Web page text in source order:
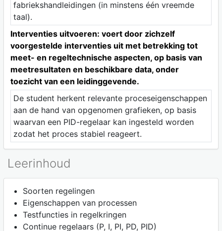
fabriekshandleidingen (in minstens één vreemde
taal).
Interventies uitvoeren: voert door zichzelf
voorgestelde interventies uit met betrekking tot
meet- en regeltechnische aspecten, op basis van
meetresultaten en beschikbare data, onder
toezicht van een leidinggevende.
De student herkent relevante proceseigenschappen
aan de hand van opgenomen grafieken, op basis
waarvan een PID-regelaar kan ingesteld worden
zodat het proces stabiel reageert.
Leerinhoud
Soorten regelingen
Eigenschappen van processen
Testfuncties in regelkringen
Continue regelaars (P, I, PI, PD, PID)